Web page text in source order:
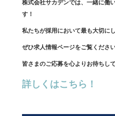
株式会社サカデンでは、一緒に働
す！
私たちが採用において最も大切に
ぜひ求人情報ページをご覧ください
皆さまのご応募を心よりお待ちし
詳しくはこちら！